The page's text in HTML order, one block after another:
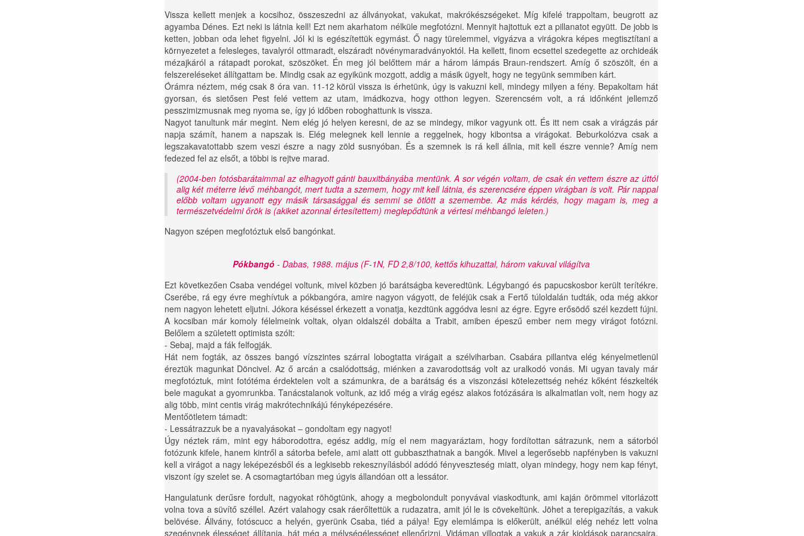
Vissza kellett menjek a kocsihoz, összeszedni az állványokat, vakukat, makrókészségeket. Míg kifelé trappoltam, beugrott az
agyamba Dénes. Ezt neki is látnia kell! Ezt nem akarhatom nélküle megfotózni. Mennyit hajtottuk ezt a pillanatot együtt. De jobb is
ketten, jobban oda lehet figyelni. Jól ki is egészítettük egymást. Ő nagy türelemmel, vigyázva a virágokra képes megtisztítani a
környezetet a felesleges, tavalyról ottmaradt, elszáradt növénymaradványoktól. Ha kellett, finom ecsettel szedegette az orchideák
mézajkáról a rátapadt porokat, szöszöket. Én meg jól belőttem már a három lámpás Braun-rendszert. Amíg ő szöszölt, én a
felszereléseket állítgattam be. Mindig csak az egyikünk mozgott, addig a másik ügyelt, hogy ne tegyünk semmiben kárt.
Órámra néztem, még csak 8 óra van. 11-12 körül vissza is érhetünk, úgy is vakuzni kell, mindegy milyen a fény. Bepakoltam hát
gyorsan, és sietősen Pest felé vettem az utam, imádkozva, hogy otthon legyen. Szerencsém volt, a rá időnként jellemző
pesszimizmusnak meg nyoma se, így jó időben roboghattunk is vissza.
Nagyot tanultunk már megint. Nem elég jó helyen keresni, de az se mindegy, mikor vagyunk ott. És itt nem csak a virágzás pár
napja számít, hanem a napszak is. Elég melegnek kell lennie a reggelnek, hogy kibontsa a virágokat. Beburkolózva csak a
legszakavatottabb szem veszi észre a nagy zöld susnyóban. És a szemnek is rá kell állnia, mit kell észre vennie? Amíg nem
fedezed fel az elsőt, a többi is rejtve marad.
(2004-ben fotósbarátaimmal az elhagyott gánti bauxitbányába mentünk. A sor végén voltam, de csak én vettem észre az úttól
alig két méterre lévő méhbangót, mert tudta a szemem, hogy mit kell látnia, és szerencsére éppen virágban is volt. Pár nappal
előbb voltam ugyanott egy másik társasággal és semmi se ötlött a szemembe. Az más kérdés, hogy magam is, meg a
természetvédelmi őrök is (akiket azonnal értesítettem) meglepődtünk a vértesi méhbangó leleten.)
Nagyon szépen megfotóztuk első bangónkat.
Pókbangó - Dabas, 1988. május (F-1N, FD 2,8/100, kettős kihuzattal, három vakuval világítva
Ezt következően Csaba vendégei voltunk, mivel közben jó barátságba keveredtünk. Légybangó és papucskosbor került terítékre.
Cserébe, rá egy évre meghívtuk a pókbangóra, amire nagyon vágyott, de feléjük csak a Fertő túloldalán tudták, oda még akkor
nem nagyon lehetett eljutni. Jókora késéssel érkezett a vonatja, kezdtünk aggódva lesni az égre. Egyre erősödő szél kezdett fújni.
A kocsiban már komoly félelmeink voltak, olyan oldalszél dobálta a Trabit, amiben épeszű ember nem megy virágot fotózni.
Belőlem a született optimista szólt:
- Sebaj, majd a fák felfogják.
Hát nem fogták, az összes bangó vízszintes szárral lobogtatta virágait a szélviharban. Csabára pillantva elég kényelmetlenül
éreztük magunkat Döncivel. Az ő arcán a csalódottság, miénken a zavarodottság volt az uralkodó vonás. Mi ugyan tavaly már
megfotóztuk, mint fotótéma érdektelen volt a számunkra, de a barátság és a viszonzási kötelezettség nehéz kőként fészkelték
bele magukat a gyomrunkba. Tanácstalanok voltunk, az idő még a virág egész alakos fotózására is alkalmatlan volt, nem hogy az
alig több, mint centis virág makrótechnikájú fényképezésére.
Mentőötletem támadt:
- Lessátrazzuk be a nyavalyásokat – gondoltam egy nagyot!
Úgy néztek rám, mint egy háborodottra, egész addig, míg el nem magyaráztam, hogy fordítottan sátrazunk, nem a sátorból
fotózunk kifele, hanem kintről a sátorba befele, ami alatt ott gubbaszthatnak a bangók. Mivel a legerősebb napfényben is vakuzni
kell a virágot a nagy leképezésből és a legkisebb rekesznyílásból adódó fényveszteség miatt, olyan mindegy, hogy nem kap fényt,
viszont így szelet se. A csomagtartóban meg úgyis állandóan ott a lessátor.
Hangulatunk derűsre fordult, nagyokat röhögtünk, ahogy a megbolondult ponyvával viaskodtunk, ami kaján örömmel vitorlázott
volna tova a süvítő széllel. Azért valahogy csak ráerőltettük a rudazatra, amit jól le is cövekeltünk. Jöhet a terepigazítás, a vakuk
belövése. Állvány, fotóscucc a helyén, gyerünk Csaba, tiéd a pálya! Egy elemlámpa is előkerült, anélkül elég nehéz lett volna
szegénynek élességet állítania, hát még a mélységélességet ellenőrizni. Vidáman villogtak a vakuk a zár kioldások parancsaira,